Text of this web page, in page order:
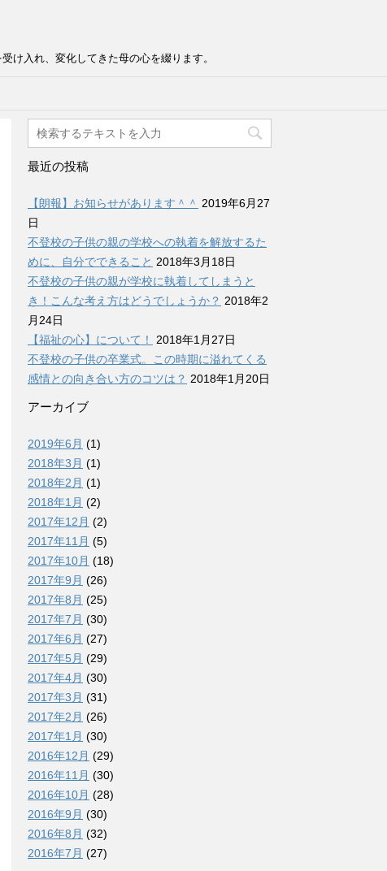
け入れ、変化してきた母の心を綴ります。
最近の投稿
【朗報】お知らせがあります＾＾ 2019年6月27
日
不登校の子供の親の学校への執着を解放するた
めに、自分でできること 2018年3月18日
不登校の子供の親が学校に執着してしまうと
き！こんな考え方はどうでしょうか？ 2018年2
月24日
【福祉の心】について！
2018年1月27日
不登校の子供の卒業式。この時期に溢れてくる
感情との向き合い方のコツは？ 2018年1月20日
アーカイブ
2019年6月 (1)
2018年3月 (1)
2018年2月 (1)
2018年1月 (2)
2017年12月 (2)
2017年11月 (5)
2017年10月 (18)
2017年9月 (26)
2017年8月 (25)
2017年7月 (30)
2017年6月 (27)
2017年5月 (29)
2017年4月 (30)
2017年3月 (31)
2017年2月 (26)
2017年1月 (30)
2016年12月 (29)
2016年11月 (30)
2016年10月 (28)
2016年9月 (30)
2016年8月 (32)
2016年7月 (27)